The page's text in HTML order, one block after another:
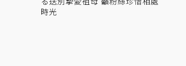
時光